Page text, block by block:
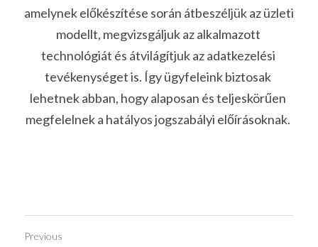
amelynek előkészítése során átbeszéljük az üzleti
modellt, megvizsgáljuk az alkalmazott
technológiát és átvilágítjuk az adatkezelési
tevékenységet is. Így ügyfeleink biztosak
lehetnek abban, hogy alaposan és teljeskörűen
megfelelnek a hatályos jogszabályi előírásoknak.
Previous